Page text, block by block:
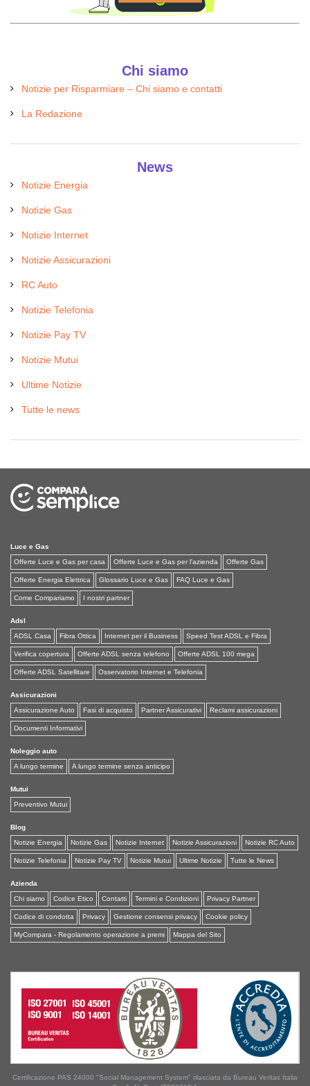
Chi siamo
Notizie per Risparmiare – Chi siamo e contatti
La Redazione
News
Notizie Energia
Notizie Gas
Notizie Internet
Notizie Assicurazioni
RC Auto
Notizie Telefonia
Notizie Pay TV
Notizie Mutui
Ultime Notizie
Tutte le news
Luce e Gas
Offerte Luce e Gas per casa
Offerte Luce e Gas per l'azienda Offerte Gas
Offerte Energia Elettrica Glossario Luce e Gas FAQ Luce e Gas
Come Compariamo I nostri partner
Adsl
ADSL Casa
Fibra Ottica Internet per il Business Speed Test ADSL e Fibra
Verifica copertura Offerte ADSL senza telefono Offerte ADSL 100 mega
Offerte ADSL Satellitare Osservatorio Internet e Telefonia
Assicurazioni
Assicurazione Auto
Fasi di acquisto Partner Assicurativi Reclami assicurazioni
Documenti Informativi
Noleggio auto
A lungo termine
A lungo termine senza anticipo
Mutui
Preventivo Mutui
Blog
Notizie Energia
Notizie Gas Notizie Internet Notizie Assicurazioni Notizie RC Auto
Notizie Telefonia Notizie Pay TV Notizie Mutui Ultime Notizie Tutte le News
Azienda
Chi siamo
Codice Etico Contatti Termini e Condizioni Privacy Partner
Codice di condotta Privacy Gestione consensi privacy Cookie policy
MyCompara - Regolamento operazione a premi Mappa del Sito
Certificazione PAS 24000 "Social Management System" rilasciata da Bureau Veritas Italia